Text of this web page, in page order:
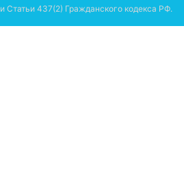
437(2) Гражданского кодекса РФ.